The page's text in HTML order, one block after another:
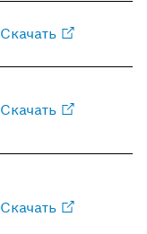
Скачать
Скачать
Скачать